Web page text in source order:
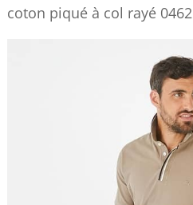
coton piqué à col rayé 0462